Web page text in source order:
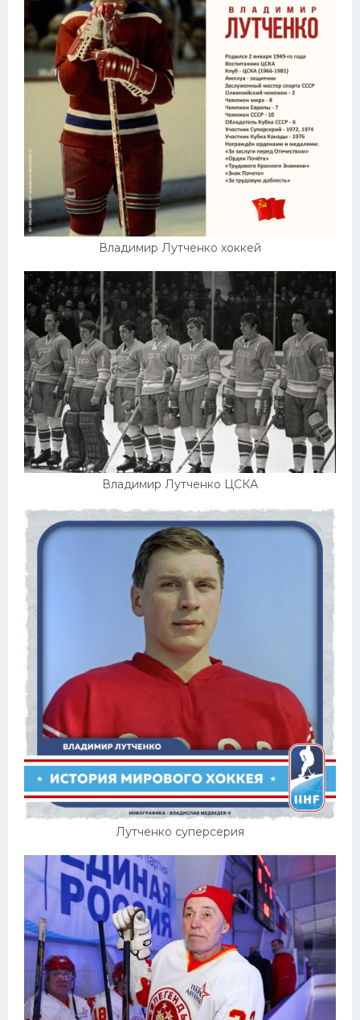
Владимир Лутченко хоккей
Владимир Лутченко ЦСКА
Лутченко суперсерия